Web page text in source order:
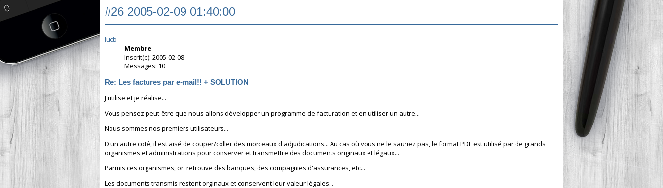
#26 2005-02-09 01:40:00
lucb
Membre
Inscrit(e): 2005-02-08
Messages: 10
Re: Les factures par e-mail!! + SOLUTION
J'utilise et je réalise...
Vous pensez peut-être que nous allons développer un programme de facturation et en utiliser un autre...
Nous sommes nos premiers utilisateurs...
D'un autre coté, il est aisé de couper/coller des morceaux d'adjudications... Au cas où vous ne le sauriez pas, le format PDF est utilisé par de grands
organismes et administrations pour conserver et transmettre des documents originaux et légaux...
Parmis ces organismes, on retrouve des banques, des compagnies d'assurances, etc...
Les documents transmis restent orginaux et conservent leur valeur légales...